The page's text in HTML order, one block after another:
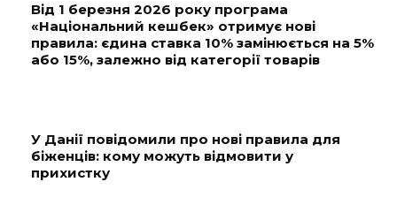
Від 1 березня 2026 року програма
«Національний кешбек» отримує нові
правила: єдина ставка 10% замінюється на 5%
або 15%, залежно від категорії товарів
У Данії повідомили про нові правила для
біженців: кому можуть відмовити у
прихистку